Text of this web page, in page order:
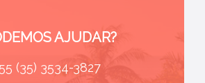
AJUDAR?
55 (35) 3534-3827